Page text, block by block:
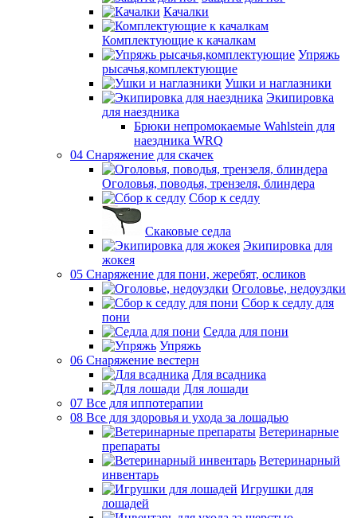
Качалки
Комплектующие к качалкам
Упряжь
рысачья,комплектующие
Ушки и наглазники
Экипировка
для наездника
Брюки непромокаемые Wahlstein для
наездника WRQ
04 Снаряжение для скачек
Оголовья, поводья, трензеля, блиндера
Сбор к седлу
Скаковые седла
Экипировка для
жокея
05 Снаряжение для пони, жеребят, осликов
Оголовье, недоуздки
Сбор к седлу для
пони
Седла для пони
Упряжь
06 Снаряжение вестерн
Для всадника
Для лошади
07 Все для иппотерапии
08 Все для здоровья и ухода за лошадью
Ветеринарные
препараты
Ветеринарный
инвентарь
Игрушки для
лошадей